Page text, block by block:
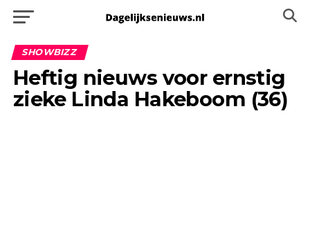
SHOWBIZZ
Heftig nieuws voor ernstig
zieke Linda Hakeboom (36)